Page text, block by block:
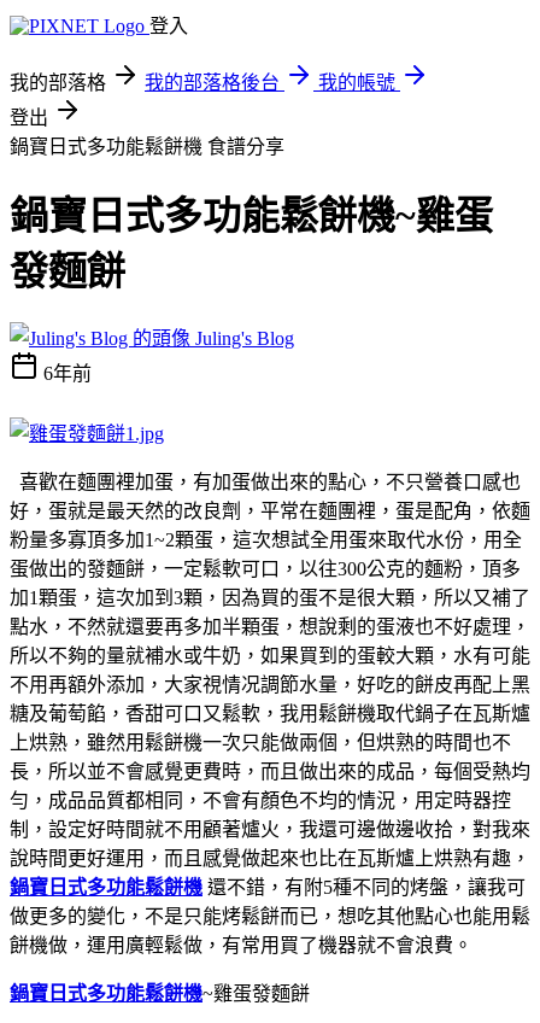
登入
我的部落格 我的部落格後台
我的帳號
登出
鍋寶日式多功能鬆餅機 食譜分享
鍋寶日式多功能鬆餅機~雞蛋
發麵餅
Juling's Blog
6年前
喜歡在麵團裡加蛋，有加蛋做出來的點心，不只營養口感也
好，蛋就是最天然的改良劑，平常在麵團裡，蛋是配角，依麵
粉量多寡頂多加1~2顆蛋，這次想試全用蛋來取代水份，用全
蛋做出的發麵餅，一定鬆軟可口，以往300公克的麵粉，頂多
加1顆蛋，這次加到3顆，因為買的蛋不是很大顆，所以又補了
點水，不然就還要再多加半顆蛋，想說剩的蛋液也不好處理，
所以不夠的量就補水或牛奶，如果買到的蛋較大顆，水有可能
不用再額外添加，大家視情况調節水量，好吃的餅皮再配上黑
糖及葡萄餡，香甜可口又鬆軟，我用鬆餅機取代鍋子在瓦斯爐
上烘熟，雖然用鬆餅機一次只能做兩個，但烘熟的時間也不
長，所以並不會感覺更費時，而且做出來的成品，每個受熱均
勻，成品品質都相同，不會有顏色不均的情況，用定時器控
制，設定好時間就不用顧著爐火，我還可邊做邊收拾，對我來
說時間更好運用，而且感覺做起來也比在瓦斯爐上烘熟有趣，
鍋寶日式多功能鬆餅機 還不錯，有附5種不同的烤盤，讓我可
做更多的變化，不是只能烤鬆餅而已，想吃其他點心也能用鬆
餅機做，運用廣輕鬆做，有常用買了機器就不會浪費。
鍋寶日式多功能鬆餅機~雞蛋發麵餅